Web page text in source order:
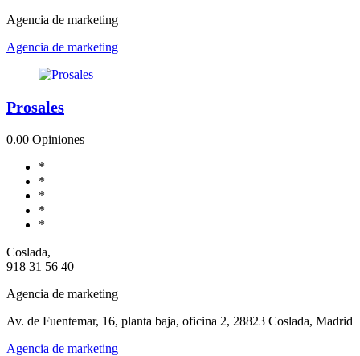
Agencia de marketing
Agencia de marketing
Prosales
0.00 Opiniones
*
*
*
*
*
Coslada,
918 31 56 40
Agencia de marketing
Av. de Fuentemar, 16, planta baja, oficina 2, 28823 Coslada, Madrid
Agencia de marketing